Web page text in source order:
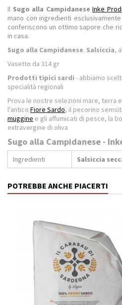
Il Sugo alla Campidanese Inke
mano con ingredienti
conferiscono un ottimo sapore che
in casa.
Sugo alla Campidanese. Salsiccia,
Vasetto da 314 gr
Prodotti tipici sardi - abbiamo
specialità regionali
Prova le nostre selezioni mare, terra
l'antico Fiore Sardo, il pecorino
muggine e gli affumicati di pesce, la
extravergine di oliva
Sugo alla Campidanese -
Ingredienti Salsiccia
POTREBBE ANCHE PIACERTI